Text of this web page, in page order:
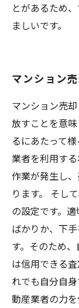
とがあるため
ましいです。
マンション
マンション売
放すことを意
るにあたって
業者を利用す
作業が発生し
ります。 そし
の設定です。
ばかりか、下
す。そのため
は信用できる
れでも自分自
動産業者の力